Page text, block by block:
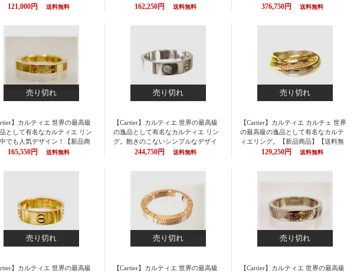
無料】 カルティエ （CARTIER
（CARTIER リング/カルティエ
121,000円 送料無料
品】【送料無料】カルティエ（CART
エールリング ・ホワイトゴールド 18
162,250円 送料無料
のリング。【新品商品】【送料無
ェ） リング（指輪）/ホワイトゴール
【コンビニ受取対応商品】【02P06A
376,750円 送料無料
売り切れ 売り切れ 売り切れ
】カルティエ 世界の最高級
として有名なカルティエ リン
でも人気デザイン！【新品商
送料無料】カルティエ (CARTI
リング・イエローゴールド 18
165,550円 送料無料
【Cartier】カルティエ 世界の最高級
の逸品として有名なカルティエ リン
グ。飽きのこないシンプルなデザイ
ン【新品商品】【送料無料】カルテ
（指輪）/ホワイトゴールド ラブリン
リング 【楽ギフ_包装】【P01Jul16】
244,750円 送料無料
【Cartier】カルティエ カルチェ 世界
の最高級の逸品として有名なカルテ
ィエリング。【新品商品】【送料無
料】 カルティエ （CARTIER カルチ
グ SMモデル カラー／ホワイト×イエ
129,250円 送料無料
売り切れ 売り切れ 売り切れ
】カルティエ 世界の最高級
【Cartier】カルティエ 世界の最高級
【Cartier】カルティエ 世界の最高級